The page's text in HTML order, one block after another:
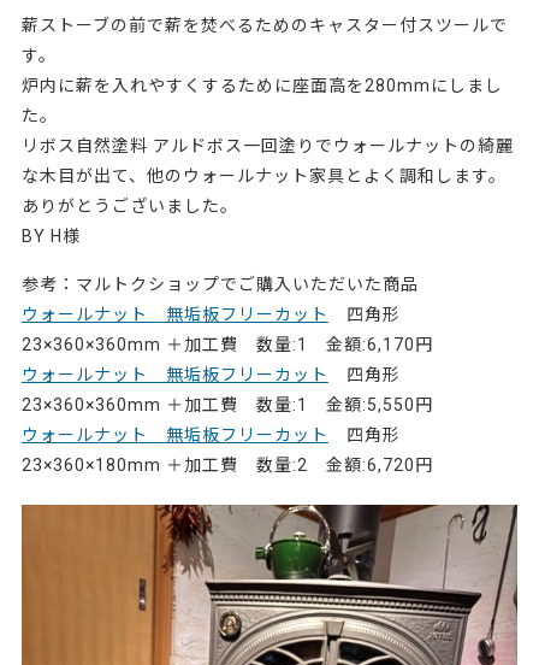
薪ストーブの前で薪を焚べるためのキャスター付スツールで
す。
炉内に薪を入れやすくするために座面高を280mmにしまし
た。
リボス自然塗料 アルドボス一回塗りでウォールナットの綺麗
な木目が出て、他のウォールナット家具とよく調和します。
ありがとうございました。
BY H様
参考：マルトクショップでご購入いただいた商品
ウォールナット 無垢板フリーカット
四角形
23×360×360mm ＋加工費 数量:1 金額:6,170円
ウォールナット 無垢板フリーカット
四角形
23×360×360mm ＋加工費 数量:1 金額:5,550円
ウォールナット 無垢板フリーカット
四角形
23×360×180mm ＋加工費 数量:2 金額:6,720円